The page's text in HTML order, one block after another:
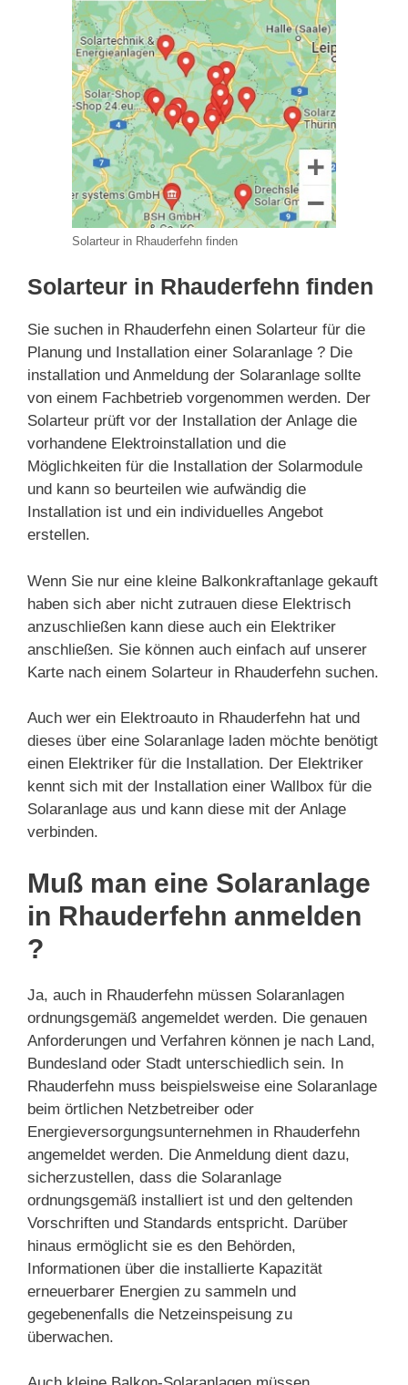
Solarteur in Rhauderfehn finden
Solarteur in Rhauderfehn finden
Sie suchen in Rhauderfehn einen Solarteur für die
Planung und Installation einer Solaranlage ? Die
installation und Anmeldung der Solaranlage sollte
von einem Fachbetrieb vorgenommen werden. Der
Solarteur prüft vor der Installation der Anlage die
vorhandene Elektroinstallation und die
Möglichkeiten für die Installation der Solarmodule
und kann so beurteilen wie aufwändig die
Installation ist und ein individuelles Angebot
erstellen.
Wenn Sie nur eine kleine Balkonkraftanlage gekauft
haben sich aber nicht zutrauen diese Elektrisch
anzuschließen kann diese auch ein Elektriker
anschließen. Sie können auch einfach auf unserer
Karte nach einem Solarteur in Rhauderfehn suchen.
Auch wer ein Elektroauto in Rhauderfehn hat und
dieses über eine Solaranlage laden möchte benötigt
einen Elektriker für die Installation. Der Elektriker
kennt sich mit der Installation einer Wallbox für die
Solaranlage aus und kann diese mit der Anlage
verbinden.
Muß man eine Solaranlage
in Rhauderfehn anmelden
?
Ja, auch in Rhauderfehn müssen Solaranlagen
ordnungsgemäß angemeldet werden. Die genauen
Anforderungen und Verfahren können je nach Land,
Bundesland oder Stadt unterschiedlich sein. In
Rhauderfehn muss beispielsweise eine Solaranlage
beim örtlichen Netzbetreiber oder
Energieversorgungsunternehmen in Rhauderfehn
angemeldet werden. Die Anmeldung dient dazu,
sicherzustellen, dass die Solaranlage
ordnungsgemäß installiert ist und den geltenden
Vorschriften und Standards entspricht. Darüber
hinaus ermöglicht sie es den Behörden,
Informationen über die installierte Kapazität
erneuerbarer Energien zu sammeln und
gegebenenfalls die Netzeinspeisung zu
überwachen.